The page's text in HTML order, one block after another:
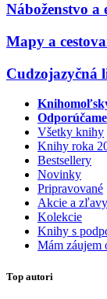
Náboženstvo a
Mapy a
Cudzojazyčná
Všetky knihy
Knihy roka
Bestsellery
Novinky
Pripravované
Akcie a zľavy
Kolekcie
Knihy s
Mám záujem
Top autori